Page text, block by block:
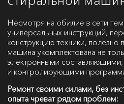
Несмотря на обилие в сети
универсальных инструкций,
конструкцию техники, полезно
машина укомплектована не
электронными
и контролирующими
Ремонт своими силами, без
опыта чреват рядом проблем: